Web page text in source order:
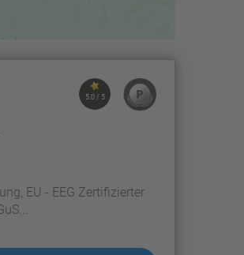
5.0 / 5
EU - EEG Zertifizierter